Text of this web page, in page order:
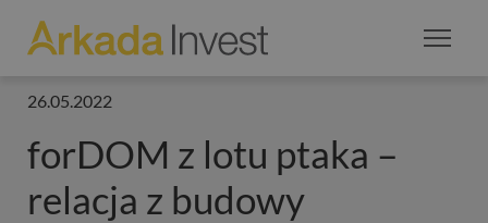
26.05.2022
forDOM z lotu ptaka –
relacja z budowy